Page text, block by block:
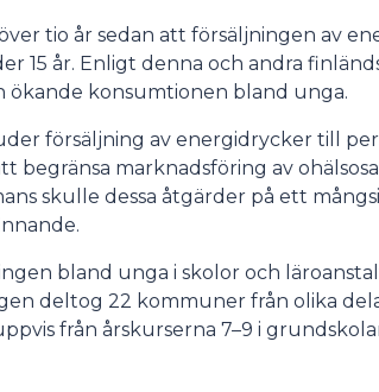
tio år sedan att försäljningen av
15 år. Enligt denna och andra
konsumtionen bland unga.
försäljning av energidrycker till
begränsa marknadsföring av
skulle dessa åtgärder på ett
bland unga i skolor och
deltog 22 kommuner från olika
från årskurserna 7–9 i